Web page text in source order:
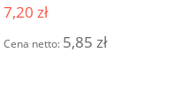
7,20 zł
Cena netto: 5,85 zł